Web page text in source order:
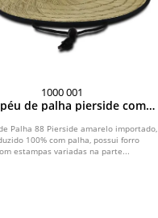
1000 001
de palha pierside com
Palha 88 Pierside amarelo importado,
100% com palha, possui forro
estampas variadas na parte...